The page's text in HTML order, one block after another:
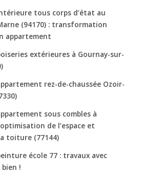
tous corps d’état au
(94170) : transformation
appartement
extérieures à Gournay-sur-
rez-de-chaussée Ozoir-
sous combles à
de l’espace et
toiture (77144)
école 77 : travaux avec
!